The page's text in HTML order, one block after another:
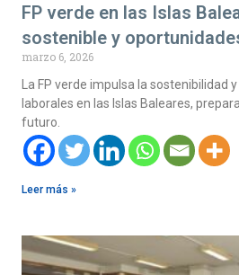
FP verde en las Islas
sostenible y
marzo 6, 2026
La FP verde impulsa la sostenibilidad
laborales en las Islas Baleares,
futuro.
Leer más »